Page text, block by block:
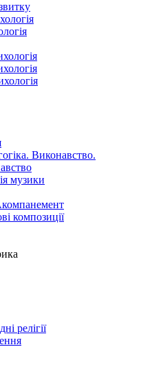
Виконавство.
музики
композиції
релігії